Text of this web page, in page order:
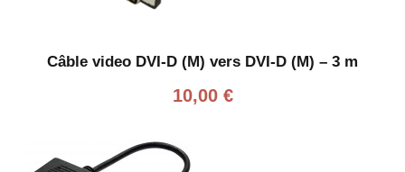
Câble video DVI-D (M) vers DVI-D (M) – 3 m
10,00 €